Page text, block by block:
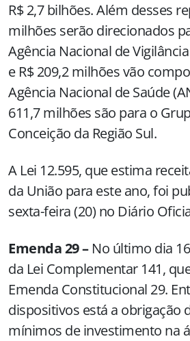
R$ 2,7 bilhões. Além desses
milhões serão direcionados
Agência Nacional de
e R$ 209,2 milhões vão
Agência Nacional de Saúde
611,7 milhões são para o
Conceição da Região Sul.
A Lei 12.595, que estima
da União para este ano, foi
sexta-feira (20) no Diário
Emenda 29 – No último dia
da Lei Complementar 141,
Emenda Constitucional 29.
dispositivos está a obrigação
mínimos de investimento na